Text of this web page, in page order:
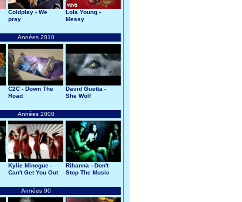
Coldplay - We
pray
Lola Young -
Messy
Années 2010
C2C - Down The
Road
David Guetta -
She Wolf
Années 2000
Kylie Minogue -
Can't Get You Out
Rihanna - Don't
Stop The Music
Années 90